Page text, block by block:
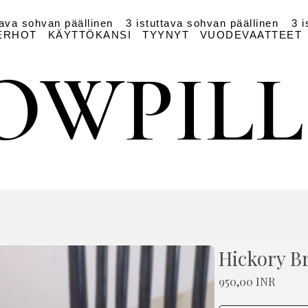
sohvan päällinen 3 istuttava sohvan päällinen
3
KÄYTTÖKANSI TYYNYT VUODEVAATTEET
Hickory
950,00 INR